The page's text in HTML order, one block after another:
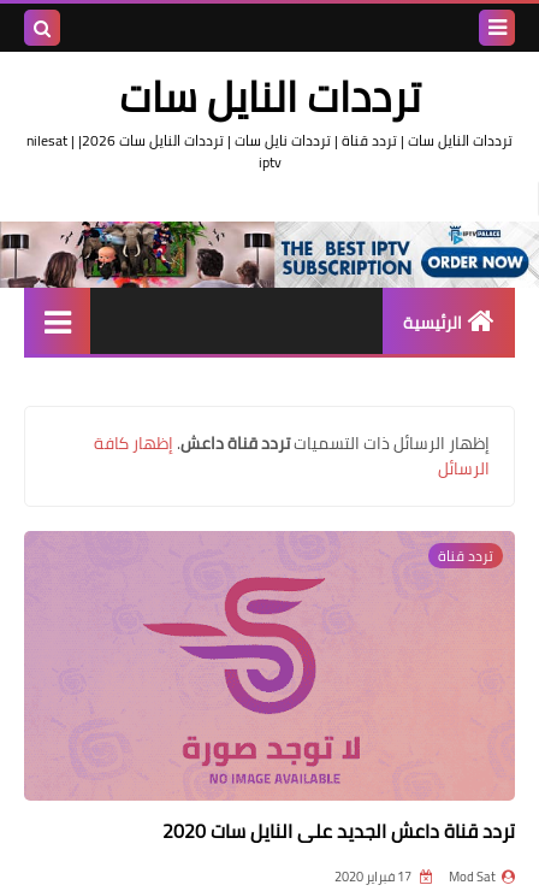
ترددات النايل سات
ترددات النايل سات | تردد قناة | ترددات نايل سات | ترددات النايل سات 2026| nilesat |
iptv
الرئيسية
اقوى ترددات النايل سات
nilesat
iptv
ترددات النايل سات
ترددات النايل سات
‏إظهار الرسائل ذات التسمياتتردد قناة داعش.إظهار كافة
الرسائل
تردد قناة
تردد قناة داعش الجديد على النايل سات 2020
Mod Sat